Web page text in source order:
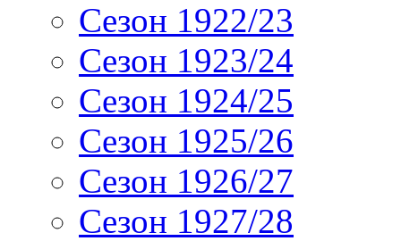
Сезон 1922/23
Сезон 1923/24
Сезон 1924/25
Сезон 1925/26
Сезон 1926/27
Сезон 1927/28